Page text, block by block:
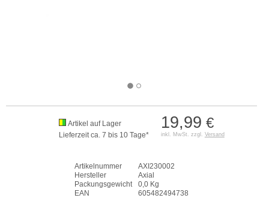
19,99 €
inkl. MwSt. zzgl. Versand
Artikel auf Lager
Lieferzeit ca. 7 bis 10 Tage*
Artikelnummer
AXI230002
Hersteller
Axial
Packungsgewicht
0,0 Kg
EAN
605482494738